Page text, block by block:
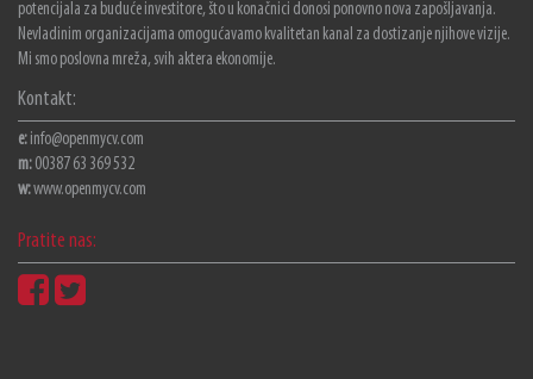
potencijala za buduće investitore, što u konačnici donosi ponovno nova zapošljavanja.
Nevladinim organizacijama omogućavamo kvalitetan kanal za dostizanje njihove vizije.
Mi smo poslovna mreža, svih aktera ekonomije.
Kontakt:
e: info@openmycv.com
m: 00387 63 369 532
w:www.openmycv.com
Pratite nas: